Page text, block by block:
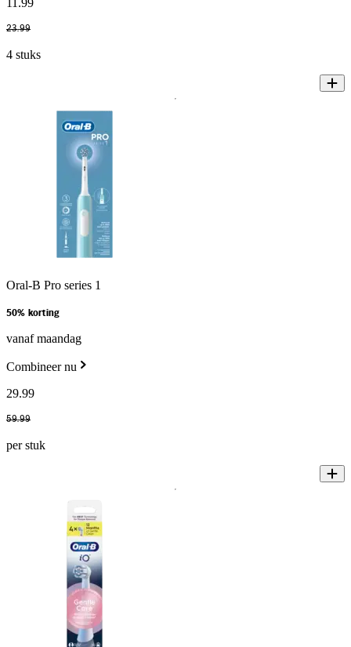
11 .99
23.99
4 stuks
Oral-B Pro series 1
50% korting
vanaf maandag
Combineer nu
29.99
59.99
per stuk